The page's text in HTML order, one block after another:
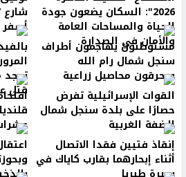
2026": السكان يضعون جودة
الحياة والمساحات العامة
والأمان في الصدارة
أسفر
مستوطنون يهاجمون أطراف
سنجل شمال رام الله
ويحرقون محاصيل زراعية توجد
قتل القوات الإسرائيلية تفرض
حصارًا على بلدة سنجل شمال
الضفة الغربية
إنقاذ فتيين فقدا الاتصال
أثناء إبحارهما بقارب كاياك في